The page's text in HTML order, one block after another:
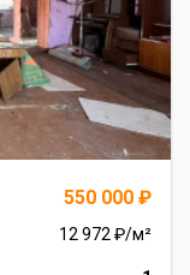
550 000 ₽
12 972 ₽/м²